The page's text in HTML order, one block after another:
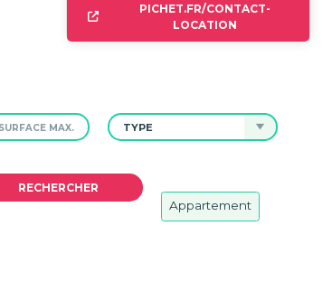
PICHET.FR/CONTACT-
LOCATION
TYPE
Appartement